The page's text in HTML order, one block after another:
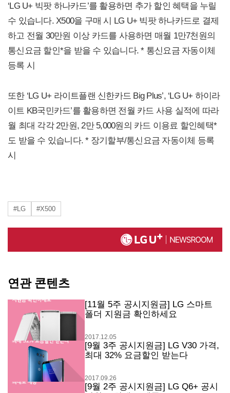
‘LG U+ 빅팟 하나카드’를 활용하면 추가 할인 혜택을 누릴
수 있습니다. X500을 구매 시 LG U+ 빅팟 하나카드로 결제
하고 전월 30만원 이상 카드를 사용하면 매월 1만7천원의
통신요금 할인*을 받을 수 있습니다. * 통신요금 자동이체
등록 시
또한 ‘LG U+ 라이트플랜 신한카드 Big Plus’, ‘LG U+ 하이라
이트 KB국민카드’를 활용하면 전월 카드 사용 실적에 따라
월 최대 각각 2만원, 2만 5,000원의 카드 이용료 할인혜택*
도 받을 수 있습니다. * 장기할부/통신요금 자동이체 등록
시
#LG #X500
연관 콘텐츠
[11월 5주 공시지원금] LG 스마트
폴더 지원금 확인하세요
2017.12.05
[9월 3주 공시지원금] LG V30 가격,
최대 32% 요금할인 받는다
2017.09.26
[9월 2주 공시지원금] LG Q6+ 공시